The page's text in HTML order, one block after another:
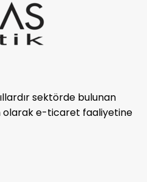
sektörde bulunan
olarak e-ticaret faaliyetine